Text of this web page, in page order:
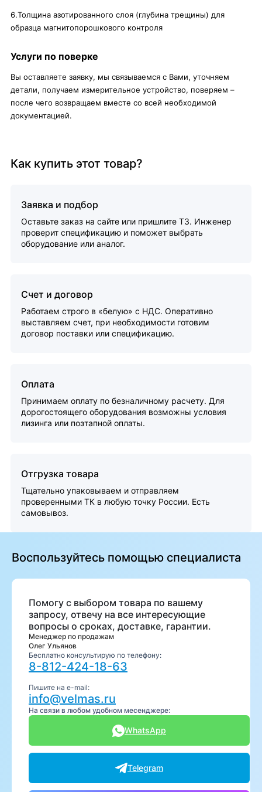
6.Толщина азотированного слоя (глубина трещины) для
образца магнитопорошкового контроля
Услуги по поверке
Вы оставляете заявку, мы связываемся с Вами, уточняем
детали, получаем измерительное устройство, поверяем –
после чего возвращаем вместе со всей необходимой
документацией.
Как купить этот товар?
Заявка и подбор
Оставьте заказ на сайте или пришлите ТЗ. Инженер
проверит спецификацию и поможет выбрать
оборудование или аналог.
Счет и договор
Работаем строго в «белую» с НДС. Оперативно
выставляем счет, при необходимости готовим
договор поставки или спецификацию.
Оплата
Принимаем оплату по безналичному расчету. Для
дорогостоящего оборудования возможны условия
лизинга или поэтапной оплаты.
Отгрузка товара
Тщательно упаковываем и отправляем
проверенными ТК в любую точку России. Есть
самовывоз.
Воспользуйтесь помощью специалиста
Помогу с выбором товара по вашему
запросу, отвечу на все интересующие
вопросы о сроках, доставке, гарантии.
Менеджер по продажам
Олег Ульянов
Бесплатно консультирую по телефону:
8-812-424-18-63
Пишите на e-mail:
info@velmas.ru
На связи в любом удобном месенджере:
WhatsApp
Telegram